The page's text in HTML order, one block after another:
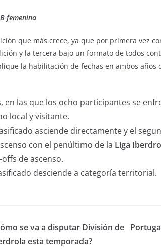
femenina
que más crece, ya que por primera vez
y la tercera bajo un formato de todos
la habilitación de fechas en ambos años
en las que los ocho participantes se
local y visitante.
asciende directamente y el
con el penúltimo de la Liga
de ascenso.
desciende a categoría territorial.
se va a disputar División de
esta temporada?